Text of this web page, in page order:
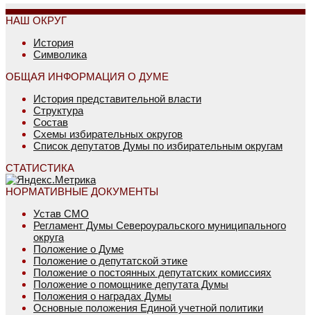
НАШ ОКРУГ
История
Символика
ОБЩАЯ ИНФОРМАЦИЯ О ДУМЕ
История представительной власти
Структура
Состав
Схемы избирательных округов
Список депутатов Думы по избирательным округам
СТАТИСТИКА
НОРМАТИВНЫЕ ДОКУМЕНТЫ
Устав СМО
Регламент Думы Североуральского муниципального
округа
Положение о Думе
Положение о депутатской этике
Положение о постоянных депутатских комиссиях
Положение о помощнике депутата Думы
Положения о наградах Думы
Основные положения Единой учетной политики